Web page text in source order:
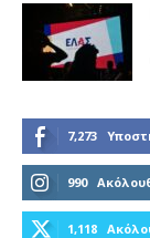
7,273
990
1,118